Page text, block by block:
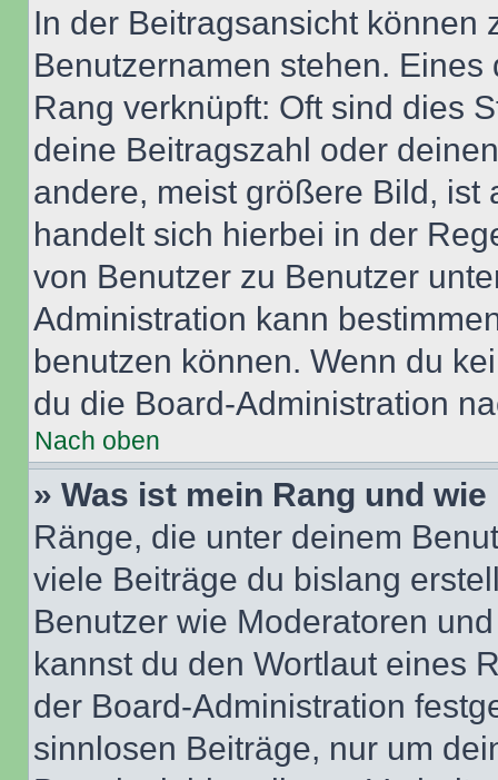
In der Beitragsansicht können
Benutzernamen stehen.
Rang verknüpft: Oft sind dies
deine Beitragszahl oder
andere, meist größere Bild, ist
handelt sich hierbei in der
von Benutzer zu Benutzer
Administration kann
benutzen können. Wenn du
du die Board-Administration
Nach oben
» Was ist mein Rang und
Ränge, die unter deinem
viele Beiträge du bislang
Benutzer wie Moderatoren
kannst du den Wortlaut eines
der Board-Administration
sinnlosen Beiträge, nur um